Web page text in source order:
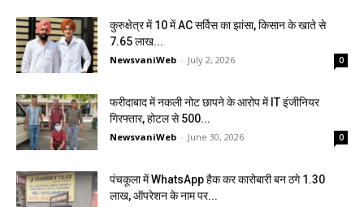
कुरुक्षेत्र में ₹10 में AC सर्विस का झांसा, किसान के खाते से
₹7.65 लाख...
NewsvaniWeb - July 2, 2026 0
फरीदाबाद में नकली नोट छापने के आरोप में IT इंजीनियर
गिरफ्तार, होटल से ₹500...
NewsvaniWeb - June 30, 2026 0
पंचकूला में WhatsApp हैक कर कारोबारी बन ठगे ₹1.30
लाख, ऑपरेशन के नाम पर...